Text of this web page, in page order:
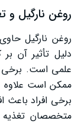
روغن نارگیل و
روغن نارگیل
دلیل تأثیر آن
علمی است. برخی
متخصصان تغذیه